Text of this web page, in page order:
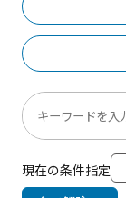
現在の条件指定